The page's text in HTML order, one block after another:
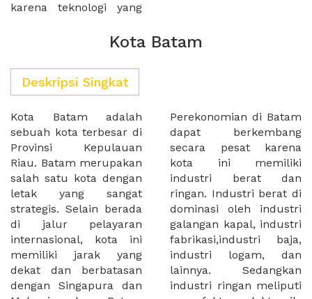
karena teknologi yang
Kota Batam
Deskripsi Singkat
Kota Batam adalah
sebuah kota terbesar di
Provinsi Kepulauan
Riau. Batam merupakan
salah satu kota dengan
letak yang sangat
strategis. Selain berada
di jalur pelayaran
internasional, kota ini
memiliki jarak yang
dekat dan berbatasan
dengan Singapura dan
Perekonomian di Batam
dapat berkembang
secara pesat karena
kota ini memiliki
industri berat dan
ringan. Industri berat di
dominasi oleh industri
galangan kapal, industri
fabrikasi,industri baja,
industri logam, dan
lainnya. Sedangkan
industri ringan meliputi